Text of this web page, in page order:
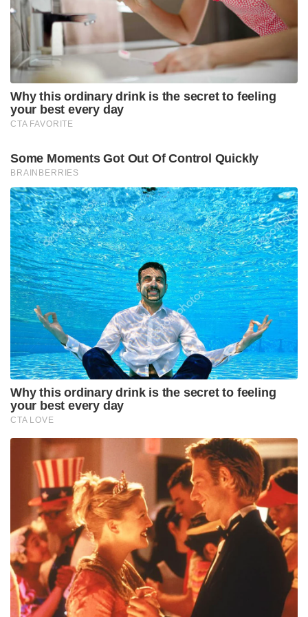
താൽപര്യത്തിനൊപ്പമാണ് സർക്കാരെന്നും
നിയമപരമായ കാര്യങ്ങൾ പൂർത്തിയായാൽ മാത്രമേ
തുക തിരിച്ച് നൽകുന്ന കാര്യങ്ങളിലേക്ക് കടക്കാൻ
കഴിയൂവെന്നും മുഖ്യമന്ത്രി വ്യക്തമാക്കി.
Tags: CM pinarai vijayan